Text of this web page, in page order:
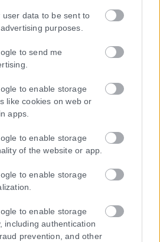
user data to be sent to
purposes.
to send me
to enable storage
like cookies on web or
apps.
to enable storage
of the website or app.
to enable storage
to enable storage
including authentication
prevention, and other
ΣΗΜΕΡΑ